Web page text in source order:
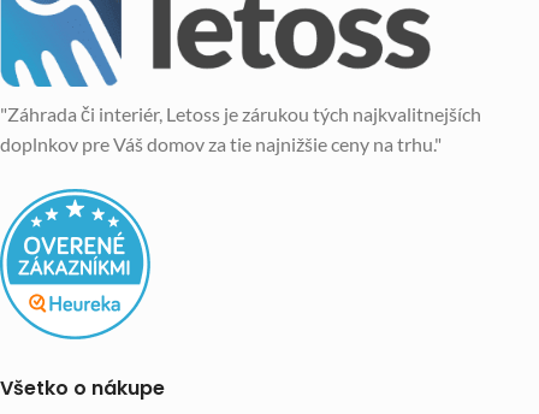
"Záhrada či interiér, Letoss je zárukou tých najkvalitnejších
doplnkov pre Váš domov za tie najnižšie ceny na trhu."
Všetko o nákupe